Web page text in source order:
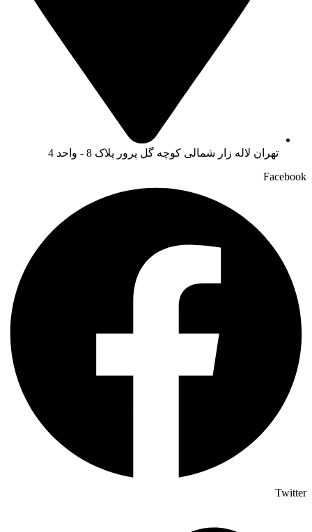
تهران لاله زار شمالی کوچه گل پرور پلاک 8 - واحد 4
Facebook
Twitter